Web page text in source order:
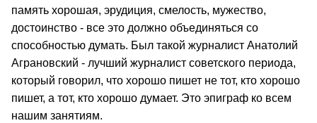
память хорошая, эрудиция, смелость, мужество,
достоинство - все это должно объединяться со
способностью думать. Был такой журналист Анатолий
Аграновский - лучший журналист советского периода,
который говорил, что хорошо пишет не тот, кто хорошо
пишет, а тот, кто хорошо думает. Это эпиграф ко всем
нашим занятиям.